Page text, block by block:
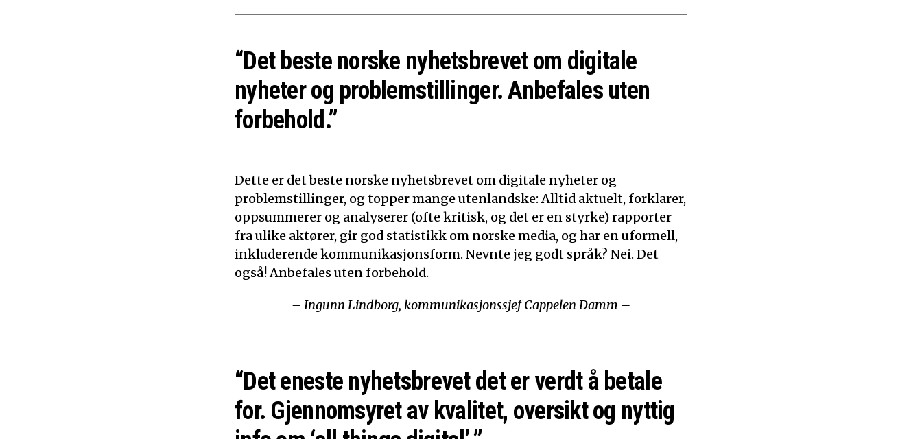
“Det beste norske nyhetsbrevet om digitale
nyheter og problemstillinger. Anbefales uten
forbehold.”
Dette er det beste norske nyhetsbrevet om digitale nyheter og
problemstillinger, og topper mange utenlandske: Alltid aktuelt, forklarer,
oppsummerer og analyserer (ofte kritisk, og det er en styrke) rapporter
fra ulike aktører, gir god statistikk om norske media, og har en uformell,
inkluderende kommunikasjonsform. Nevnte jeg godt språk? Nei. Det
også! Anbefales uten forbehold.
– Ingunn Lindborg, kommunikasjonssjef Cappelen Damm –
“Det eneste nyhetsbrevet det er verdt å betale
for. Gjennomsyret av kvalitet, oversikt og nyttig